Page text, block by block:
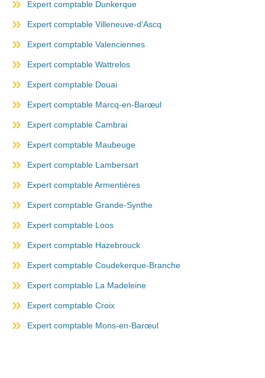
Expert comptable Dunkerque
Expert comptable Villeneuve-d’Ascq
Expert comptable Valenciennes
Expert comptable Wattrelos
Expert comptable Douai
Expert comptable Marcq-en-Barœul
Expert comptable Cambrai
Expert comptable Maubeuge
Expert comptable Lambersart
Expert comptable Armentières
Expert comptable Grande-Synthe
Expert comptable Loos
Expert comptable Hazebrouck
Expert comptable Coudekerque-Branche
Expert comptable La Madeleine
Expert comptable Croix
Expert comptable Mons-en-Barœul